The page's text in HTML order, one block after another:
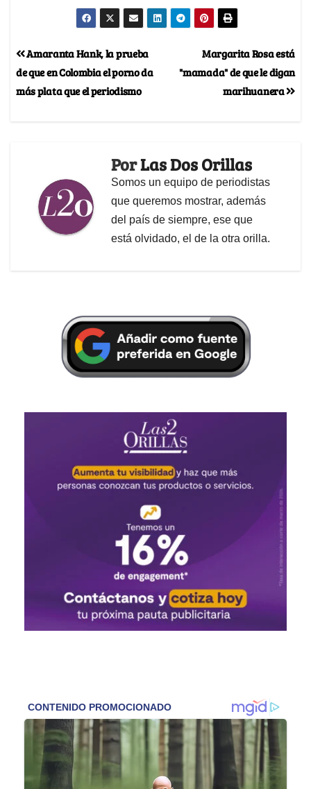
Margarita Rosa está
"mamada" de que le digan
marihuanera
Amaranta Hank, la prueba
de que en Colombia el porno da
más plata que el periodismo
PorLas Dos Orillas
Somos un equipo de periodistas
que queremos mostrar, además
del país de siempre, ese que
está olvidado, el de la otra orilla.